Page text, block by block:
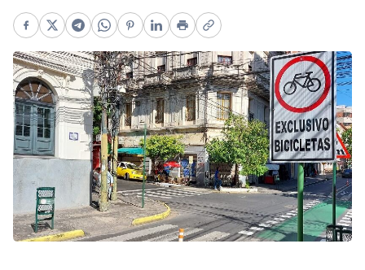
Facebook
X Telegram
WhatsApp
Pinterest
LinkedIn
PrintCopy link